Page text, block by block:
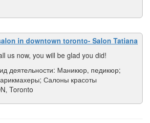
in downtown toronto- Salon Tatiana
us now, you will be glad you did!
деятельности: Маникюр, педикюр;
Салоны красоты
Toronto